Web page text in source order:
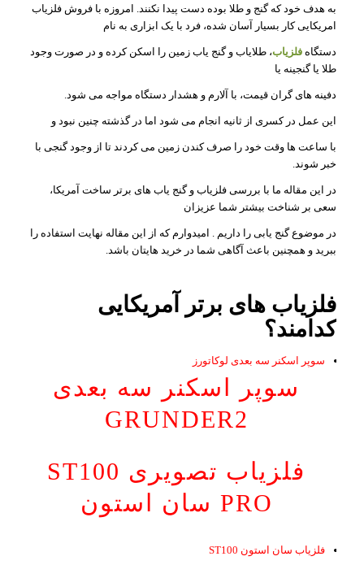
به هدف خود که گنج و طلا بوده دست پیدا نکنند. امروزه با فروش فلزیاب
امریکایی کار بسیار آسان شده، فرد با یک ابزاری به نام
دستگاه فلزیاب، طلایاب و گنج یاب زمین را اسکن کرده و در صورت وجود
طلا یا گنجینه یا
دفینه های گران قیمت، با آلارم و هشدار دستگاه مواجه می شود.
این عمل در کسری از ثانیه انجام می شود اما در گذشته چنین نبود و
با ساعت ها وقت خود را صرف کندن زمین می کردند تا از وجود گنجی با
خبر شوند.
در این مقاله ما با بررسی فلزیاب و گنج یاب های برتر ساخت آمریکا،
سعی بر شناخت بیشتر شما عزیزان
در موضوع گنج یابی را داریم . امیدوارم که از این مقاله نهایت استفاده را
ببرید و همچنین باعث آگاهی شما در خرید هایتان باشد.
فلزیاب های برتر آمریکایی
کدامند؟
سوپر اسکنر سه بعدی لوکاتورز
سوپر اسکنر سه بعدی
GRUNDER2
فلزیاب تصویری ST100
PRO سان استون
فلزیاب سان استون ST100